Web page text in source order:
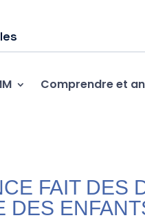
Comprendre et
FAIT DES
DES